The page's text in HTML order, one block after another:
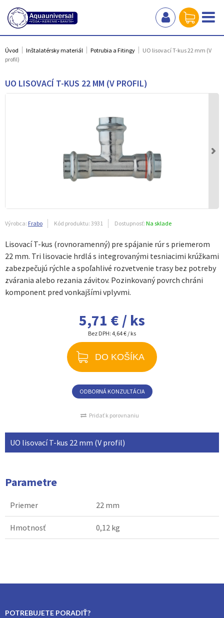
Úvod Inštalatérsky materiál Potrubia a Fitingy
UO lisovací T-kus 22 mm (V
profil)
UO LISOVACÍ T-KUS 22 MM (V PROFIL)
Výrobca: Frabo Kód produktu: 3931 Dostupnosť: Na sklade
Lisovací T-kus (rovnoramenný) pre spájanie rúr s priemerom
22 mm. Tri lisovacie hrdlá s integrovanými tesniacimi krúžkami
zabezpečujú rýchle a spoľahlivé rozvetvenie trasy bez potreby
zvárania alebo rezania závitov. Pozinkovaný povrch chráni
komponent pred vonkajšími vplyvmi.
5,71 € / ks
Bez DPH: 4,64 € / ks
DO KOŠÍKA
ODBORNÁ KONZULTÁCIA
Pridať k porovnaniu
UO lisovací T-kus 22 mm (V profil)
Parametre
Priemer 22 mm
Hmotnosť 0,12 kg
POTREBUJETE PORADIŤ?